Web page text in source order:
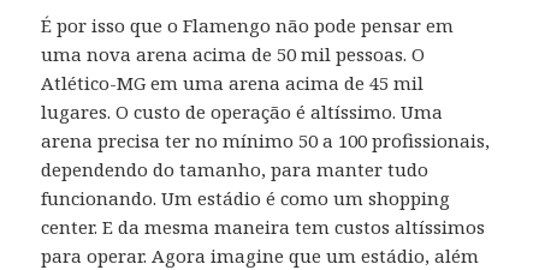
É por isso que o Flamengo não pode pensar em
uma nova arena acima de 50 mil pessoas. O
Atlético-MG em uma arena acima de 45 mil
lugares. O custo de operação é altíssimo. Uma
arena precisa ter no mínimo 50 a 100 profissionais,
dependendo do tamanho, para manter tudo
funcionando. Um estádio é como um shopping
center. E da mesma maneira tem custos altíssimos
para operar. Agora imagine que um estádio, além